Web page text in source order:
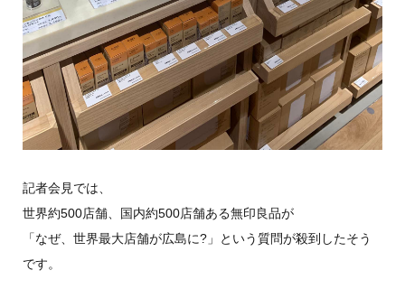
記者会見では、
世界約500店舗、国内約500店舗ある無印良品が
「なぜ、世界最大店舗が広島に?」という質問が殺到したそう
です。